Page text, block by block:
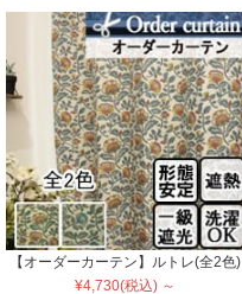
【オーダーカーテン】ルトレ(全2色)
¥4,730(税込) ～